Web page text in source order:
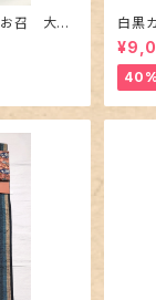
お召 大輪
白黒